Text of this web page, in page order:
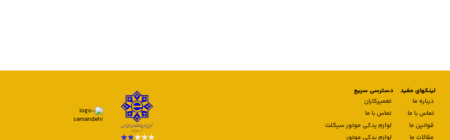
لینکهای مفید
درباره ما
تماس با ما
قوانین ما
مقالات ما
دسترسی سریع
تعمیرکاران
تماس با ما
لوازم یدکی موتور سیکلت
لوازم یدکی موتور